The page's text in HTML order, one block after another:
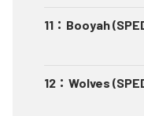
11 ： Booyah
12 ： Wolves